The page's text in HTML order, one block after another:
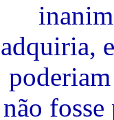
adquiria,
não